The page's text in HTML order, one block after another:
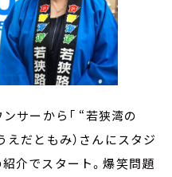
サーから「 “若狭湾の
えだともみ）さんにスタジ
介でスタート。爆笑問題